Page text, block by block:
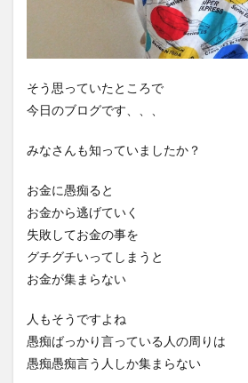
そう思っていたところで
今日のブログです、、、
みなさんも知っていましたか？
お金に愚痴ると
お金から逃げていく
失敗してお金の事を
グチグチいってしまうと
お金が集まらない
人もそうですよね
愚痴ばっかり言っている人の周りは
愚痴愚痴言う人しか集まらない